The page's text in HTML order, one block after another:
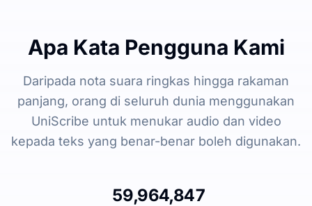
Apa Kata Pengguna Kami
Daripada nota suara ringkas hingga rakaman
panjang, orang di seluruh dunia menggunakan
UniScribe untuk menukar audio dan video
kepada teks yang benar-benar boleh digunakan.
59,964,847